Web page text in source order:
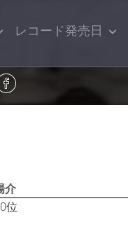
レコード発売日
介
位